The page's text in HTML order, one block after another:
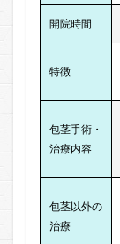
開院時間
特徴
包茎手術・
治療内容
包茎以外の
治療